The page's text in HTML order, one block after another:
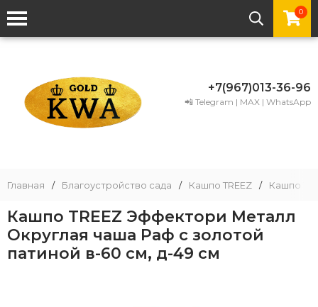
0
+7(967)013-36-96
📲 Telegram | MAX | WhatsApp
Главная / Благоустройство сада / Кашпо TREEZ / Кашпо
Кашпо TREEZ Эффектори Металл
Округлая чаша Раф с золотой
патиной в-60 см, д-49 см